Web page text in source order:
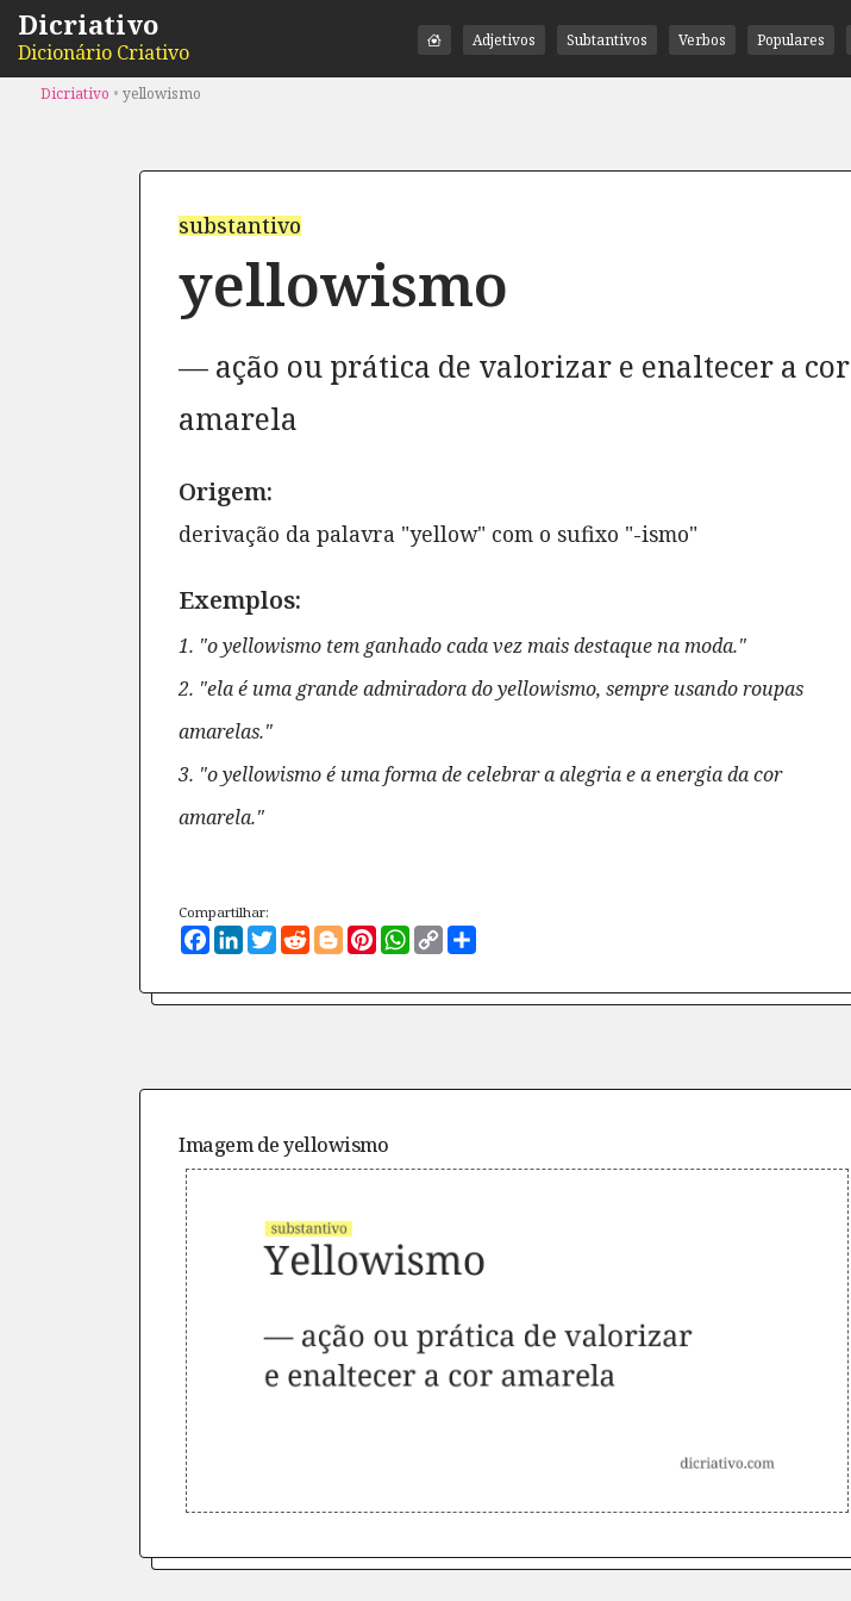
Dicriativo
Dicionário Criativo Adjetivos Subtantivos Verbos Populares
Dicriativo • yellowismo
substantivo
yellowismo
ação ou prática de valorizar e enaltecer a cor
amarela
Origem:
derivação da palavra "yellow" com o sufixo "-ismo"
Exemplos:
1. "o yellowismo tem ganhado cada vez mais destaque na moda."
2. "ela é uma grande admiradora do yellowismo, sempre usando roupas
amarelas."
3. "o yellowismo é uma forma de celebrar a alegria e a energia da cor
amarela."
Compartilhar:
Facebook
LinkedIn
TwitterRedditBloggerPinterest
WhatsApp
Copy
Link
Imagem deyellowismo